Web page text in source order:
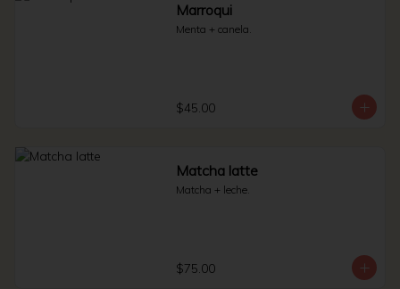
Marroqui
Menta + canela.
$45.00
Matcha latte
Matcha + leche.
$75.00